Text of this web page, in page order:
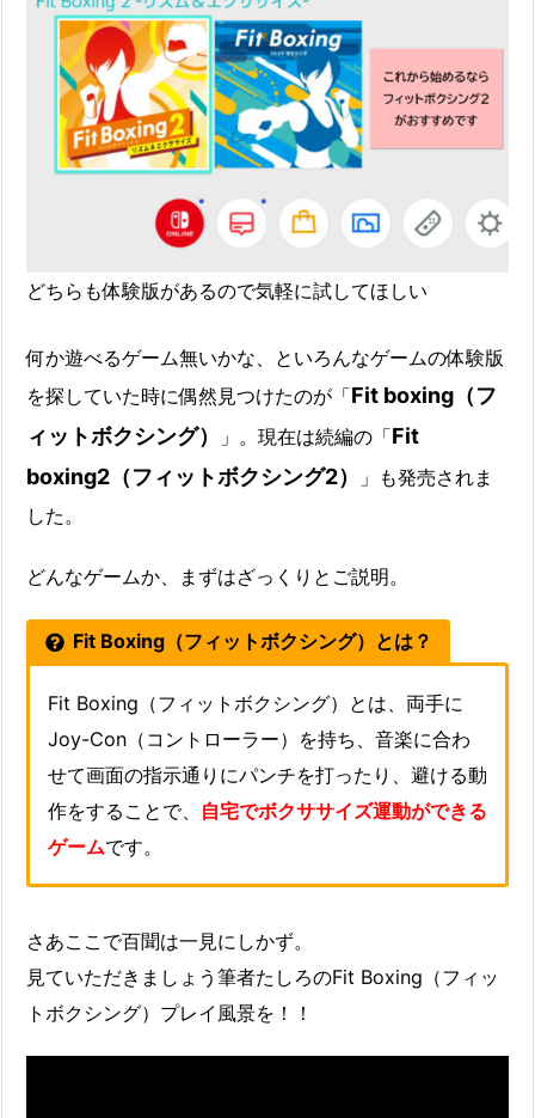
どちらも体験版があるので気軽に試してほしい
何か遊べるゲーム無いかな、といろんなゲームの体験版
を探していた時に偶然見つけたのが「Fit boxing（フ
ィットボクシング）
」。現在は続編の「Fit
boxing2（フィットボクシング2）
」も発売されま
した。
どんなゲームか、まずはざっくりとご説明。
Fit Boxing（フィットボクシング）とは？
Fit Boxing（フィットボクシング）とは、両手に
Joy-Con（コントローラー）を持ち、音楽に合わ
せて画面の指示通りにパンチを打ったり、避ける動
作をすることで、 自宅でボクササイズ運動ができる
ゲームです。
さあここで百聞は一見にしかず。
見ていただきましょう筆者たしろのFit Boxing（フィッ
トボクシング）プレイ風景を！！